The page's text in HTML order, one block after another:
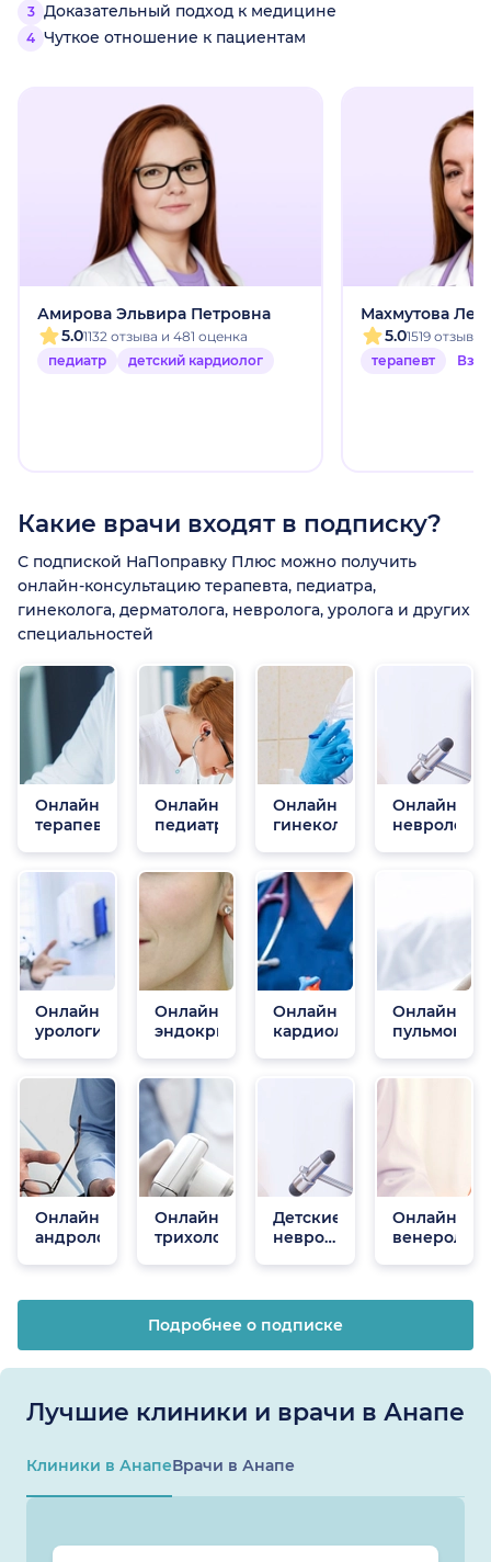
Доказательный подход к медицине
Чуткое отношение к пациентам
Амирова Эльвира Петровна
5.01132 отзыва и 481 оценка
педиатр
детский кардиолог
Махмутова
5.01519
терапевт
Какие врачи входят в подписку?
С подпиской НаПоправку Плюс можно получить
онлайн-консультацию терапевта, педиатра,
гинеколога, дерматолога, невролога, уролога и других
специальностей
Онлайн
терапевты
Онлайн
педиатры
Онлайн
гинекологи
Онлайн
неврологи
Онлайн
урологи
Онлайн
эндокринологи
Онлайн
кардиологи
Онлайн
Онлайн
андрологи
Онлайн
трихологи
Детские
неврологи
Онлайн
венерологи
Подробнее о подписке
Лучшие клиники и врачи в Анапе
Клиники в АнапеВрачи в Анапе